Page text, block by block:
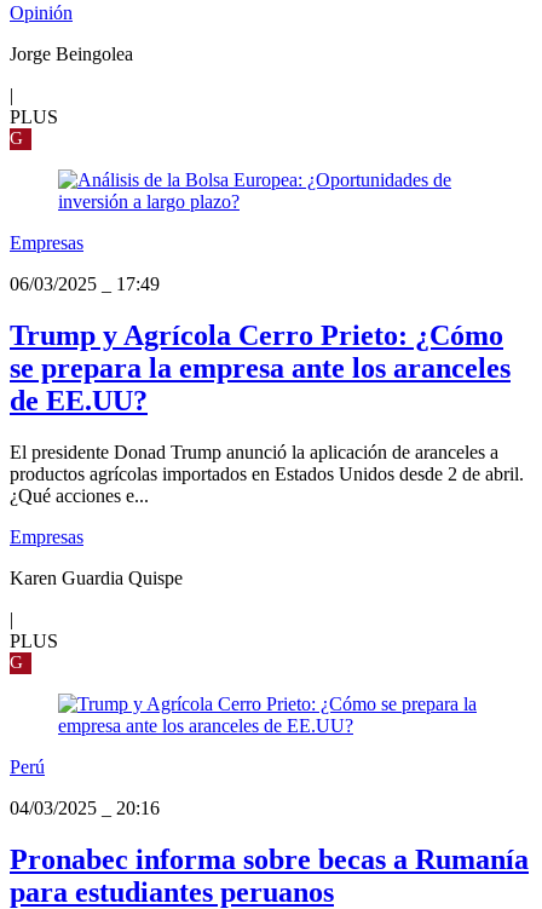
Opinión
Jorge Beingolea
|
PLUS
G
Empresas
06/03/2025
17:49
Trump y Agrícola Cerro Prieto: ¿Cómo
se prepara la empresa ante los aranceles
de EE.UU?
El presidente Donad Trump anunció la aplicación de aranceles a
productos agrícolas importados en Estados Unidos desde 2 de abril.
¿Qué acciones e...
Empresas
Karen Guardia Quispe
|
PLUS
G
Perú
04/03/2025
20:16
Pronabec informa sobre becas a Rumanía
para estudiantes peruanos